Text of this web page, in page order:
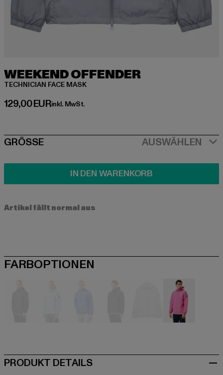
WEEKEND OFFENDER
TECHNICIAN FACE MASK
129,00 EUR
Derzeitiger Preis: 129,00 EUR
inkl. MwSt.
SIZE
GRÖSSE AUSWÄHLEN
IN DEN WARENKORB
Artikel fällt normal aus
FARBOPTIONEN
PRODUKT DETAILS